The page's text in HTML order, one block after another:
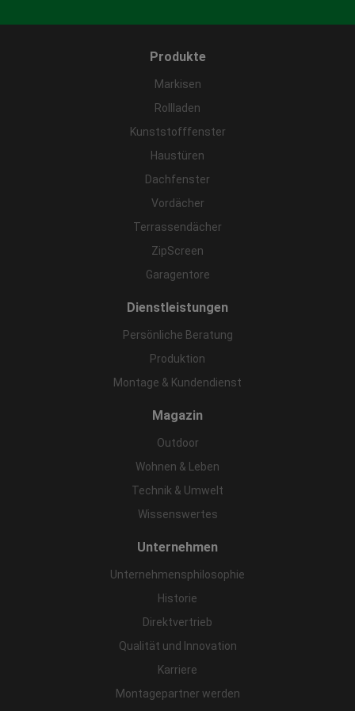
Produkte
Markisen
Rollladen
Kunststofffenster
Haustüren
Dachfenster
Vordächer
Terrassendächer
ZipScreen
Garagentore
Dienstleistungen
Persönliche Beratung
Produktion
Montage & Kundendienst
Magazin
Outdoor
Wohnen & Leben
Technik & Umwelt
Wissenswertes
Unternehmen
Unternehmensphilosophie
Historie
Direktvertrieb
Qualität und Innovation
Karriere
Montagepartner werden